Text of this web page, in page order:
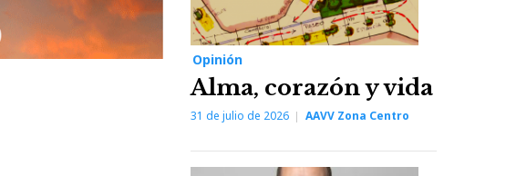
Opinión
Alma, corazón y vida
31 de julio de 2026 AAVV Zona Centro